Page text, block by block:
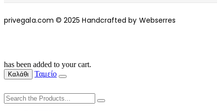
privegala.com © 2025 Handcrafted by Webserres
has been added to your cart.
Καλάθι Ταμείο